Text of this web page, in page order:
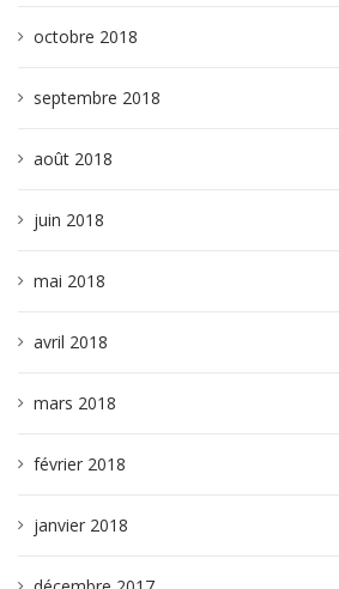
octobre 2018
septembre 2018
août 2018
juin 2018
mai 2018
avril 2018
mars 2018
février 2018
janvier 2018